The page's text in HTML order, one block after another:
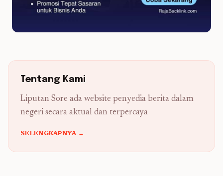
Tentang Kami
Liputan Sore ada website penyedia berita dalam
negeri secara aktual dan terpercaya
SELENGKAPNYA →